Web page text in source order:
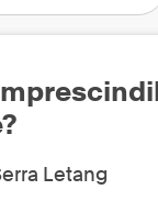
Letang